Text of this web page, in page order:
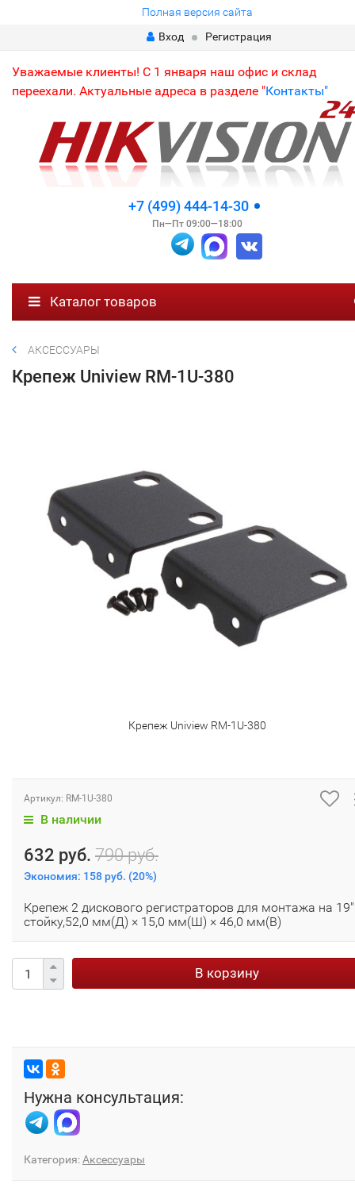
Полная версия сайта
Вход
Регистрация
Уважаемые клиенты! С 1 января наш офис и склад
переехали. Актуальные адреса в разделе "Контакты"
+7 (499) 444-14-30
Пн—Пт 09:00—18:00
Каталог товаров
АКСЕССУАРЫ
Крепеж Uniview RM-1U-380
Крепеж Uniview RM-1U-380
Артикул: RM-1U-380
В наличии
632 руб. 790 руб.
Экономия: 158 руб. (20%)
Крепеж 2 дискового регистраторов для монтажа на 19"
стойку,52,0 мм(Д) × 15,0 мм(Ш) × 46,0 мм(В)
В корзину
Нужна консультация:
Категория:Аксессуары